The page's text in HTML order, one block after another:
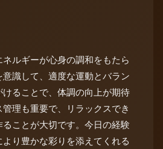
ルギーが心身の調和をもたら
意識して、適度な運動とバラン
ることで、体調の向上が期待
理も重要で、リラックスでき
ことが大切です。今日の経験
り豊かな彩りを添えてくれる